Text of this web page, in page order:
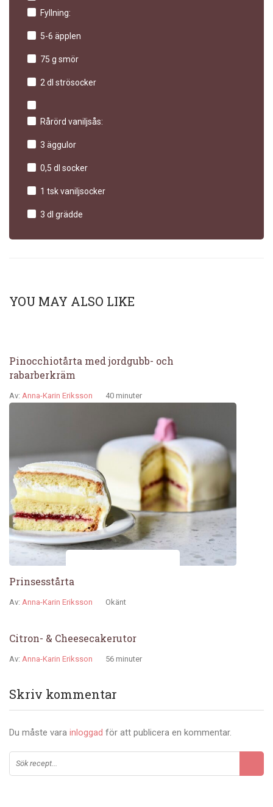
Fyllning:
5-6 äpplen
75 g smör
2 dl strösocker
Rårörd vaniljsås:
3 äggulor
0,5 dl socker
1 tsk vaniljsocker
3 dl grädde
YOU MAY ALSO LIKE
Pinocchiotårta med jordgubb- och
rabarberkräm
Av: Anna-Karin Eriksson 40 minuter
Prinsesstårta
Av: Anna-Karin Eriksson Okänt
Citron- & Cheesecakerutor
Av: Anna-Karin Eriksson 56 minuter
Skriv kommentar
Du måste vara inloggad för att publicera en kommentar.